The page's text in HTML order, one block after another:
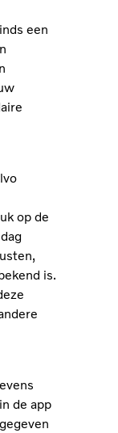
een
op de
is.
de app